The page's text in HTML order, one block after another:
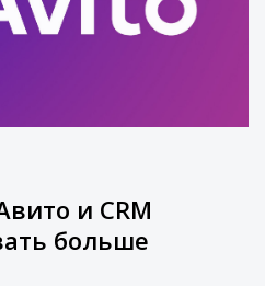
и CRM
больше